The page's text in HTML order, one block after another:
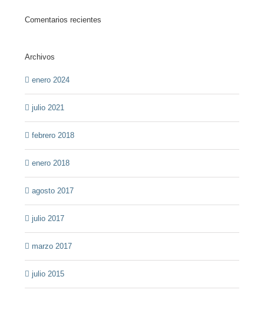
Comentarios recientes
Archivos
enero 2024
julio 2021
febrero 2018
enero 2018
agosto 2017
julio 2017
marzo 2017
julio 2015